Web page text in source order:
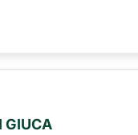
GIUCA